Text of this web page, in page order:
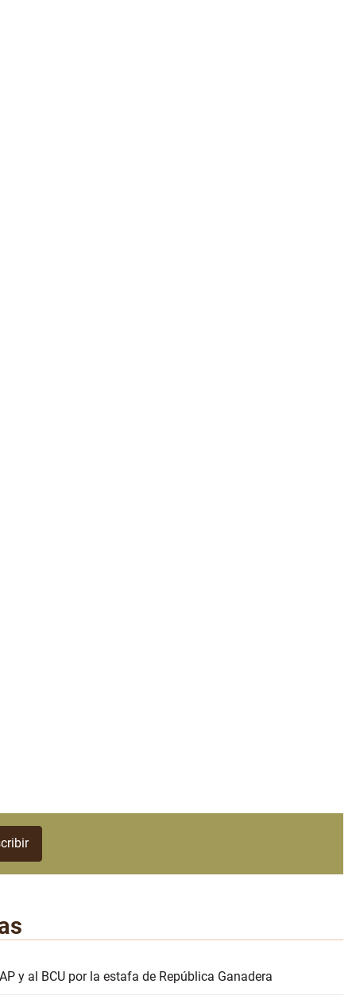
y al BCU por la estafa de República Ganadera